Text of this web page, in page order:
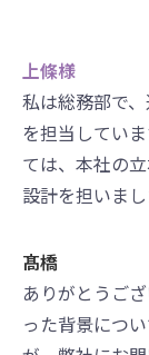
上條様
私は総務部で
を担当してい
ては、本社の
設計を担いまし
髙橋
ありがとうご
った背景につ